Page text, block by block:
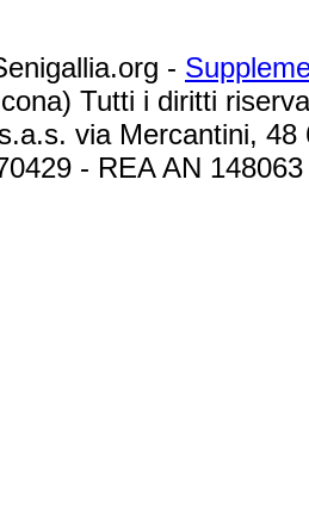
-
Tutti i diritti
via Mercantini,
- REA AN